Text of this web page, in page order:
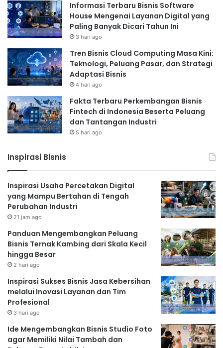
Informasi Terbaru Bisnis Software
House Mengenai Layanan Digital yang
Paling Banyak Dicari Tahun Ini
3 hari ago
Tren Bisnis Cloud Computing Masa Kini:
Teknologi, Peluang Pasar, dan Strategi
Adaptasi Bisnis
4 hari ago
Fakta Terbaru Perkembangan Bisnis
Fintech di Indonesia Beserta Peluang
dan Tantangan Industri
5 hari ago
Inspirasi Bisnis
Inspirasi Usaha Percetakan Digital
yang Mampu Bertahan di Tengah
Perubahan Industri
21 jam ago
Panduan Mengembangkan Peluang
Bisnis Ternak Kambing dari Skala Kecil
hingga Besar
2 hari ago
Inspirasi Sukses Bisnis Jasa Kebersihan
melalui Inovasi Layanan dan Tim
Profesional
3 hari ago
Ide Mengembangkan Bisnis Studio Foto
agar Memiliki Nilai Tambah dan